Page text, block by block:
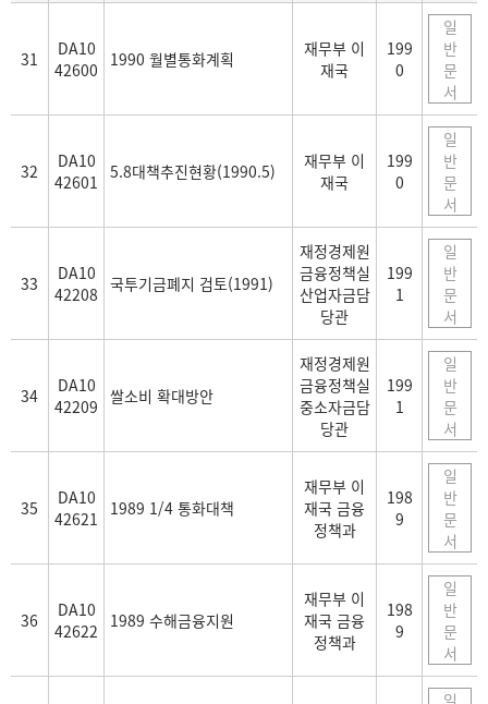
31
DA10
42600
1990 월별통화계획
재무부 이
재국
199
0
일
반
문
서
32
DA10
42601 5.8대책추진현황(1990.5)
재무부 이
재국
199
0
일
반
문
서
33
DA10
42208 국투기금폐지 검토(1991)
재정경제원
금융정책실
산업자금담
당관
199
1
일
반
문
서
34
DA10
42209 쌀소비 확대방안
재정경제원
금융정책실
중소자금담
당관
199
1
일
반
문
서
35
DA10
42621
1989 1/4 통화대책
재무부 이
재국 금융
정책과
198
9
일
반
문
서
36
DA10
42622
1989 수해금융지원
재무부 이
재국 금융
정책과
198
9
일
반
문
서
일